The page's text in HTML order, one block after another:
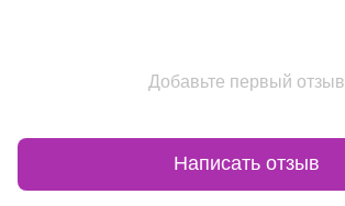
Добавьте первый отзыв
Написать отзыв